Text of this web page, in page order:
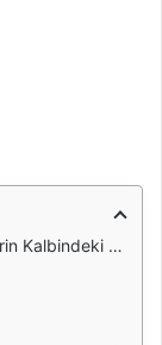
Yaşam Alanı